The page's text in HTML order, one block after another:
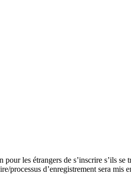
les étrangers de s’inscrire s’ils
d’enregistrement sera